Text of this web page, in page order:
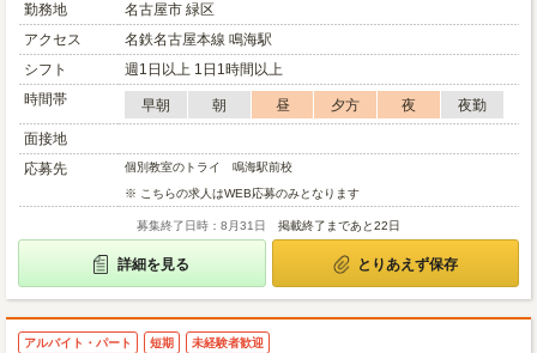
勤務地
名古屋市 緑区
アクセス
名鉄名古屋本線 鳴海駅
シフト
週1日以上 1日1時間以上
時間帯
早朝 朝 昼 夕方 夜
夜勤
面接地
応募先
個別教室のトライ 鳴海駅前校
※ こちらの求人はWEB応募のみとなります
募集終了日時：8月31日 掲載終了まであと22日
詳細を見る とりあえず保存
アルバイト・パート 短期 未経験者歓迎